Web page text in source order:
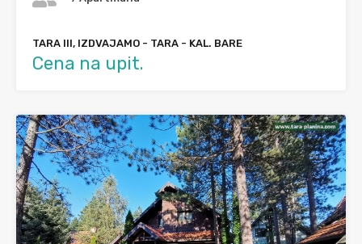
TARA III, IZDVAJAMO - TARA - KAL. BARE
Cena na upit.